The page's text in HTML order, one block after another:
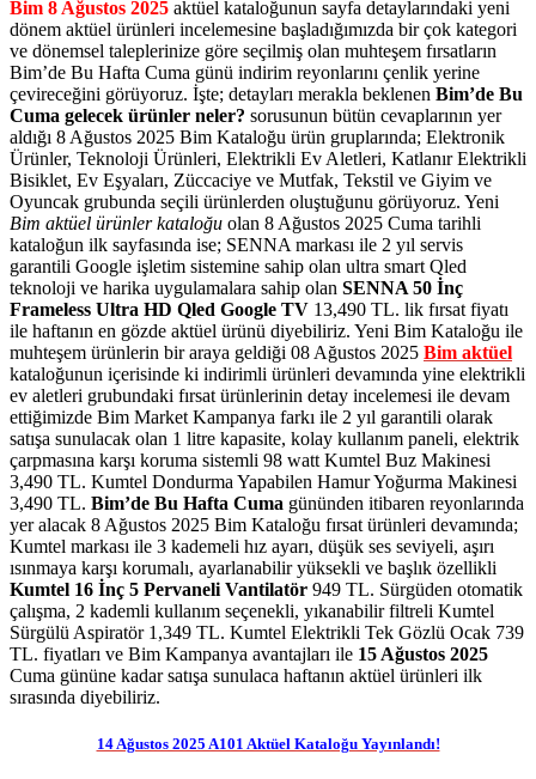
Bim 8 Ağustos 2025 aktüel kataloğunun sayfa detaylarındaki yeni
dönem aktüel ürünleri incelemesine başladığımızda bir çok kategori
ve dönemsel taleplerinize göre seçilmiş olan muhteşem fırsatların
Bim’de Bu Hafta Cuma günü indirim reyonlarını çenlik yerine
çevireceğini görüyoruz. İşte; detayları merakla beklenen Bim’de Bu
Cuma gelecek ürünler neler? sorusunun bütün cevaplarının yer
aldığı 8 Ağustos 2025 Bim Kataloğu ürün gruplarında; Elektronik
Ürünler, Teknoloji Ürünleri, Elektrikli Ev Aletleri, Katlanır Elektrikli
Bisiklet, Ev Eşyaları, Züccaciye ve Mutfak, Tekstil ve Giyim ve
Oyuncak grubunda seçili ürünlerden oluştuğunu görüyoruz. Yeni
Bim aktüel ürünler kataloğu olan 8 Ağustos 2025 Cuma tarihli
kataloğun ilk sayfasında ise; SENNA markası ile 2 yıl servis
garantili Google işletim sistemine sahip olan ultra smart Qled
teknoloji ve harika uygulamalara sahip olan SENNA 50 İnç
Frameless Ultra HD Qled Google TV 13,490 TL. lik fırsat fiyatı
ile haftanın en gözde aktüel ürünü diyebiliriz. Yeni Bim Kataloğu ile
muhteşem ürünlerin bir araya geldiği 08 Ağustos 2025 Bim aktüel
kataloğunun içerisinde ki indirimli ürünleri devamında yine elektrikli
ev aletleri grubundaki fırsat ürünlerinin detay incelemesi ile devam
ettiğimizde Bim Market Kampanya farkı ile 2 yıl garantili olarak
satışa sunulacak olan 1 litre kapasite, kolay kullanım paneli, elektrik
çarpmasına karşı koruma sistemli 98 watt Kumtel Buz Makinesi
3,490 TL. Kumtel Dondurma Yapabilen Hamur Yoğurma Makinesi
3,490 TL. Bim’de Bu Hafta Cuma gününden itibaren reyonlarında
yer alacak 8 Ağustos 2025 Bim Kataloğu fırsat ürünleri devamında;
Kumtel markası ile 3 kademeli hız ayarı, düşük ses seviyeli, aşırı
ısınmaya karşı korumalı, ayarlanabilir yüksekli ve başlık özellikli
Kumtel 16 İnç 5 Pervaneli Vantilatör 949 TL. Sürgüden otomatik
çalışma, 2 kademli kullanım seçenekli, yıkanabilir filtreli Kumtel
Sürgülü Aspiratör 1,349 TL. Kumtel Elektrikli Tek Gözlü Ocak 739
TL. fiyatları ve Bim Kampanya avantajları ile 15 Ağustos 2025
Cuma gününe kadar satışa sunulaca haftanın aktüel ürünleri ilk
sırasında diyebiliriz.
14 Ağustos 2025 A101 Aktüel Kataloğu Yayınlandı!